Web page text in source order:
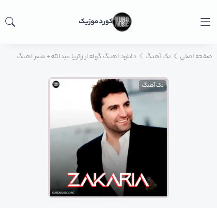
کورد موزیک
صفحه اصلی تک آهنگ دانلود اهنگ گوله از زکریا عبدالله + شعر اهنگ
تک آهنگ